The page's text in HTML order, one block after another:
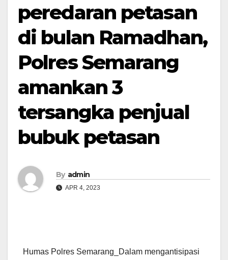
peredaran petasan
di bulan Ramadhan,
Polres Semarang
amankan 3
tersangka penjual
bubuk petasan
By admin
APR 4, 2023
Humas Polres Semarang_Dalam mengantisipasi